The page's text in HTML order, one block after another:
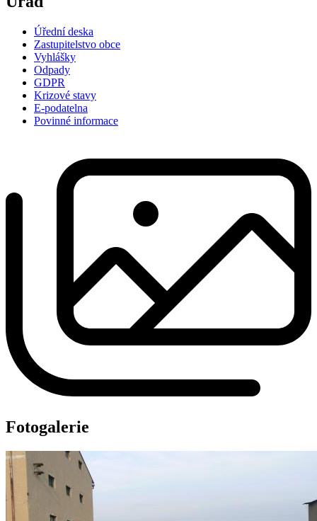
Úřední deska
Zastupitelstvo obce
Vyhlášky
Odpady
GDPR
Krizové stavy
E-podatelna
Povinné informace
Fotogalerie